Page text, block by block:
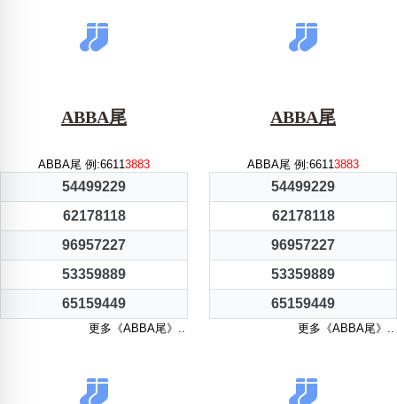
ABBA尾
ABBA尾 例:66113883
54499229
62178118
96957227
53359889
65159449
更多《ABBA尾》..
ABBA尾
ABBA尾 例:66113883
54499229
62178118
96957227
53359889
65159449
更多《ABBA尾》..